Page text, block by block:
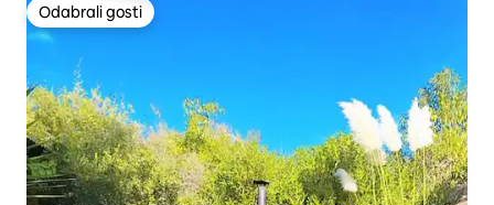
Odabrali gosti
Odabrali gosti